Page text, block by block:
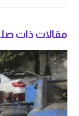
مقالات ذات